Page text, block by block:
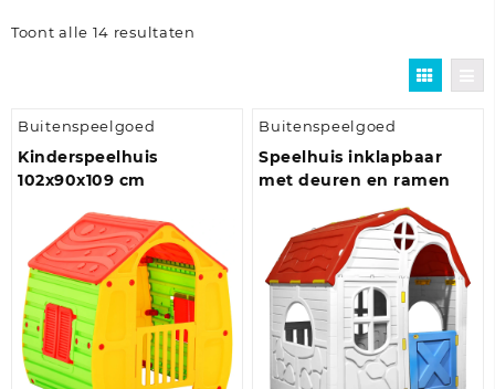
Toont alle 14 resultaten
Buitenspeelgoed
Kinderspeelhuis
102x90x109 cm
Buitenspeelgoed
Speelhuis inklapbaar
met deuren en ramen